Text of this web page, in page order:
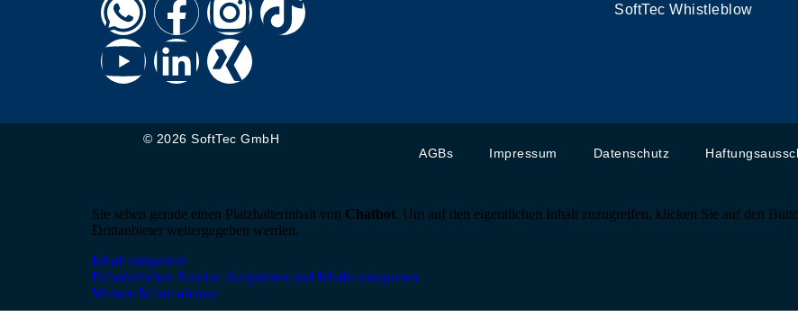
SoftTec Whistleblow
© 2026 SoftTec GmbH
AGBs
Impressum Datenschutz
Sie sehen gerade einen Platzhalterinhalt von Chatbot. Um auf den eigentlichen Inhalt zuzugreifen, klicken Sie auf den
Drittanbieter weitergegeben werden.
Inhalt entsperren
Erforderlichen Service akzeptieren und Inhalte entsperren
Weitere Informationen